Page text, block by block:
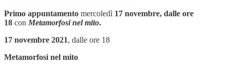
Primo appuntamento mercoledì 17 novembre, dalle ore
18 con Metamorfosi nel mito.
17 novembre 2021, dalle ore 18
Metamorfosi nel mito